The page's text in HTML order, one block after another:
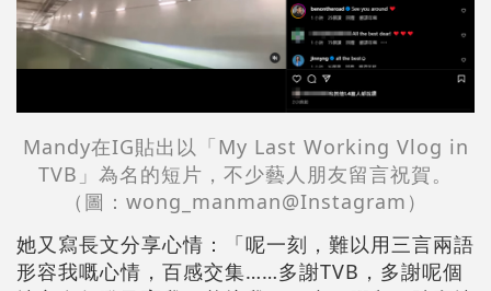
Mandy在IG貼出以「My Last Working Vlog in
TVB」為名的短片，不少藝人朋友留言祝賀。
（圖：wong_manman@Instagram）
她又寫長文分享心情：「呢一刻，難以用三言兩語
形容我嘅心情，百感交集……多謝TVB，多謝呢個